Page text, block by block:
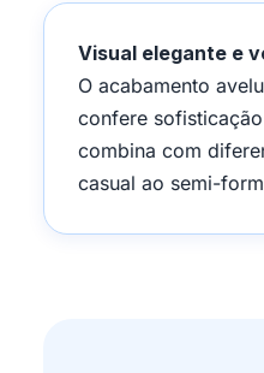
Visual elegante e
O acabamento
confere
combina com
casual ao semi-